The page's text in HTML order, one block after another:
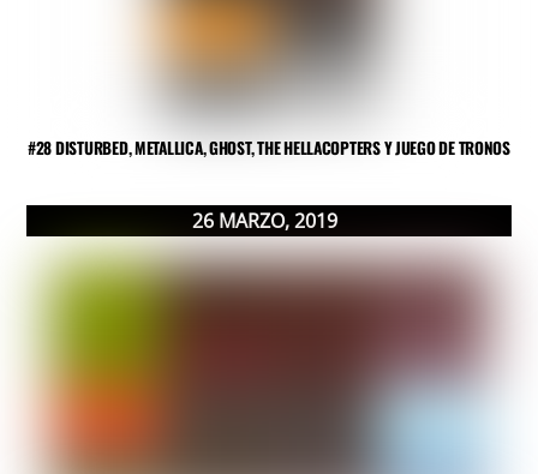
#28 DISTURBED, METALLICA, GHOST, THE HELLACOPTERS Y JUEGO DE TRONOS
26 MARZO,2019